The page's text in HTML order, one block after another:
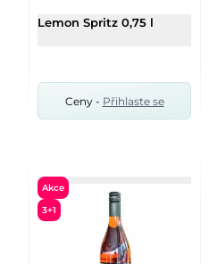
Lemon Spritz 0,75 l
Ceny - Přihlaste se
Akce
3+1